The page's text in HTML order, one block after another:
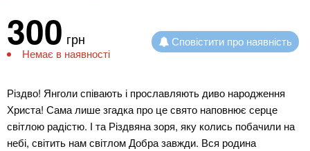
300 грн
Немає в наявності
Сповістити про наявність
Різдво! Янголи співають і прославляють диво народження
Христа! Сама лише згадка про це свято наповнює серце
світлою радістю. І та Різдвяна зоря, яку колись побачили на
небі, світить нам світлом Добра завжди. Вся родина